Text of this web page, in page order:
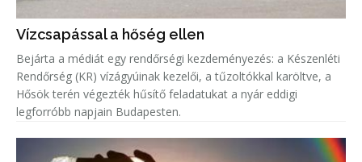
Vízcsapással a hőség ellen
Bejárta a médiát egy rendőrségi kezdeményezés: a Készenléti
Rendőrség (KR) vízágyúinak kezelői, a tűzoltókkal karöltve, a
Hősök terén végezték hűsítő feladatukat a nyár eddigi
legforróbb napjain Budapesten.